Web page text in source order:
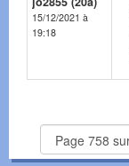
15/12/2021 à
19:18